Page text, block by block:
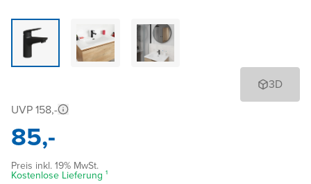
3D
UVP 158,-
85,-
Preis inkl. 19% MwSt.
Kostenlose Lieferung ¹